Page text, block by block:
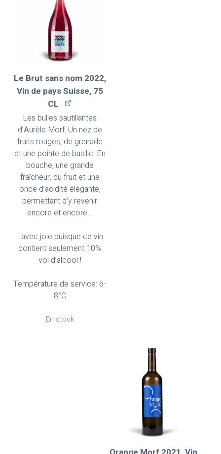
Le Brut sans nom 2022,
Vin de pays Suisse, 75
CL
Les bulles sautillantes
d’Aurèle Morf. Un nez de
fruits rouges, de grenade
et une pointe de basilic. En
bouche, une grande
fraîcheur, du fruit et une
once d’acidité élégante,
permettant d’y revenir
encore et encore…
…avec joie puisque ce vin
contient seulement 10%
vol d’alcool !
Température de service: 6-
8°C
En stock